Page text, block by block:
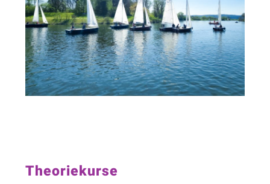
Theoriekurse